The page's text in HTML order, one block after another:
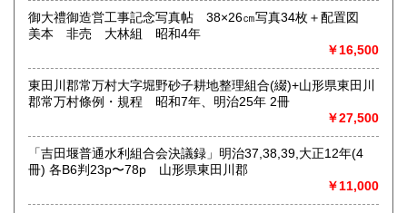
和本・開拓/植民資料・戦時資料・文学一般・詩歌句集・児童
書 ・児童資料・芸能/サブカル・広告資料・ポスター・版画/
刷り物 ・絵葉書・双六・地図/鳥瞰図
御大禮御造営工事記念写真帖 38×26㎝写真34枚＋配置図
美本 非売 大林組 昭和4年
￥16,500
東田川郡常万村大字堀野砂子耕地整理組合(綴)+山形県東田川
郡常万村條例・規程 昭和7年、明治25年 2冊
￥27,500
「吉田堰普通水利組合会決議録」明治37,38,39,大正12年(4
冊) 各B6判23p〜78p 山形県東田川郡
￥11,000